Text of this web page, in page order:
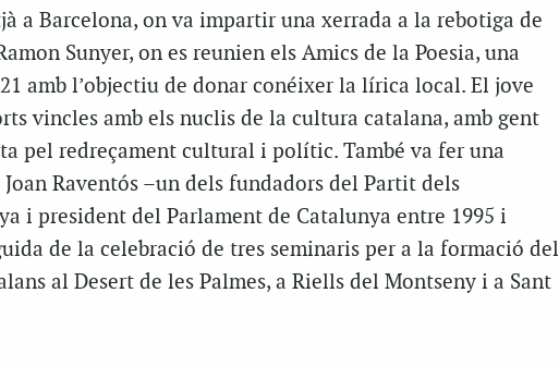
a Barcelona, on va impartir una xerrada a la rebotiga de
Sunyer, on es reunien els Amics de la Poesia, una
amb l’objectiu de donar conéixer la lírica local. El jove
vincles amb els nuclis de la cultura catalana, amb gent
pel redreçament cultural i polític. També va fer una
Raventós –un dels fundadors del Partit dels
i president del Parlament de Catalunya entre 1995 i
de la celebració de tres seminaris per a la formació del
al Desert de les Palmes, a Riells del Montseny i a Sant